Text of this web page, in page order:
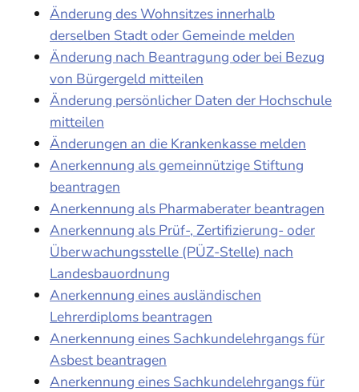
Änderung des Wohnsitzes innerhalb
derselben Stadt oder Gemeinde melden
Änderung nach Beantragung oder bei Bezug
von Bürgergeld mitteilen
Änderung persönlicher Daten der Hochschule
mitteilen
Änderungen an die Krankenkasse melden
Anerkennung als gemeinnützige Stiftung
beantragen
Anerkennung als Pharmaberater beantragen
Anerkennung als Prüf-, Zertifizierung- oder
Überwachungsstelle (PÜZ-Stelle) nach
Landesbauordnung
Anerkennung eines ausländischen
Lehrerdiploms beantragen
Anerkennung eines Sachkundelehrgangs für
Asbest beantragen
Anerkennung eines Sachkundelehrgangs für